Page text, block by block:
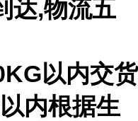
达,物流五
以内交货
内根据生